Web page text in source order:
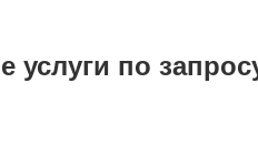
услуги по